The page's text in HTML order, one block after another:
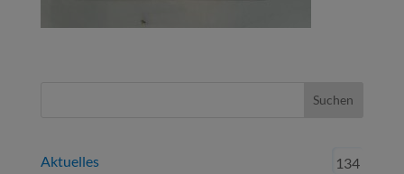
Aktuelles 134